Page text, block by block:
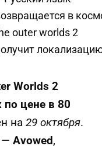
Worlds 2
по цене в 80
на 29 октября.
— Avowed,